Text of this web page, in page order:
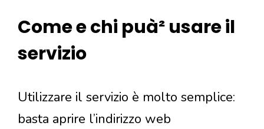
Come e chi puà² usare il
servizio
Utilizzare il servizio è molto semplice:
basta aprire l’indirizzo web